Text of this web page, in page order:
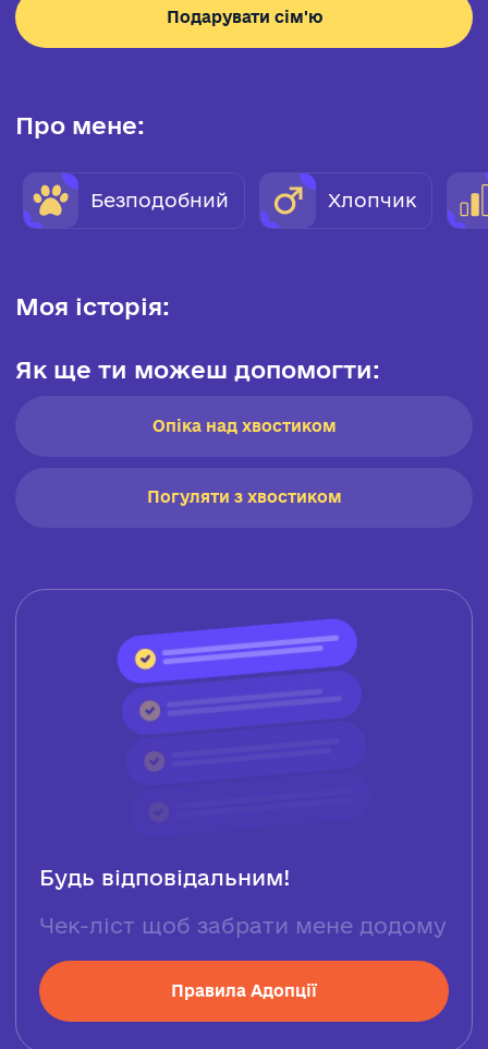
Подарувати сім'ю
Про мене:
Безподобний Хлопчик
Моя історія:
Як ще ти можеш допомогти:
Опіка над хвостиком
Погуляти з хвостиком
Будь відповідальним!
Чек-ліст щоб забрати мене додому
Правила Адопції